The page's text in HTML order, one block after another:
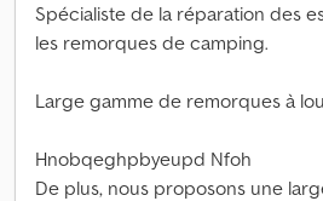
Spécialiste de la réparation des
les remorques de camping.
Large gamme de remorques à
Hnobqeghpbyeupd Nfoh
De plus, nous proposons une